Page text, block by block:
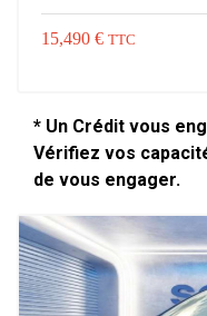
15,490 € TTC
* Un Crédit vous
Vérifiez vos
de vous engager.